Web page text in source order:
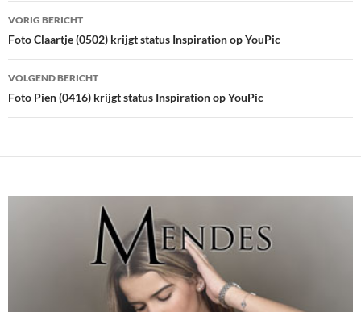
Bericht
navigatie
VORIG BERICHT
Foto Claartje (0502) krijgt status Inspiration op YouPic
VOLGEND BERICHT
Foto Pien (0416) krijgt status Inspiration op YouPic